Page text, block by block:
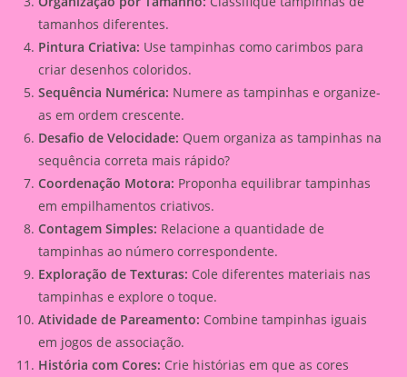
tamanhos diferentes.
Pintura Criativa: Use tampinhas como carimbos para
criar desenhos coloridos.
Sequência Numérica: Numere as tampinhas e organize-
as em ordem crescente.
Desafio de Velocidade: Quem organiza as tampinhas na
sequência correta mais rápido?
Coordenação Motora: Proponha equilibrar tampinhas
em empilhamentos criativos.
Contagem Simples: Relacione a quantidade de
tampinhas ao número correspondente.
Exploração de Texturas: Cole diferentes materiais nas
tampinhas e explore o toque.
Atividade de Pareamento: Combine tampinhas iguais
em jogos de associação.
História com Cores: Crie histórias em que as cores